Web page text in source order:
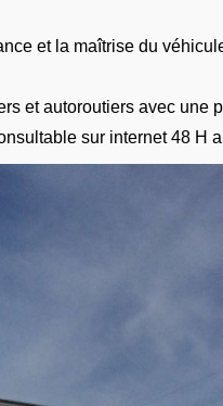
et la maîtrise du
et autoroutiers avec une
sur internet 48 H